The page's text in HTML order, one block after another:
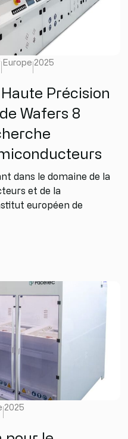
Europe 2025
Précision
Wafers 8
dans le domaine de la
et de la
européen de
2025